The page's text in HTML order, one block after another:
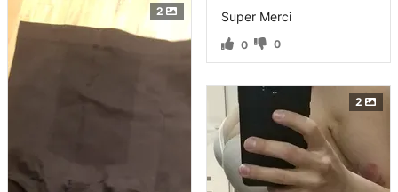
Super Merci
0 0
2
2